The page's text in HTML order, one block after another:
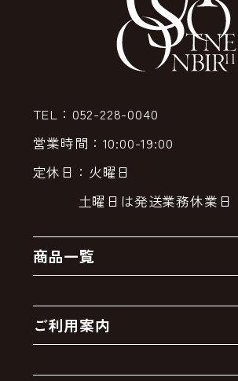
TEL：052-228-0040
営業時間：10:00-19:00
定休日：火曜日
土曜日は発送業務休業日
商品一覧
クーポン
卸販売・大量注文
ご利用案内